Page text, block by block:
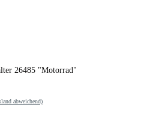
26485 "Motorrad"
abweichend)